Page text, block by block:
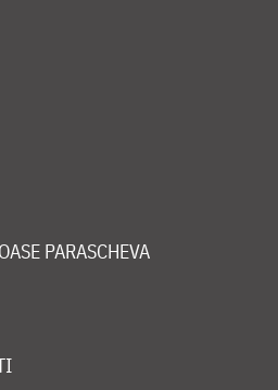
PARASCHEVA